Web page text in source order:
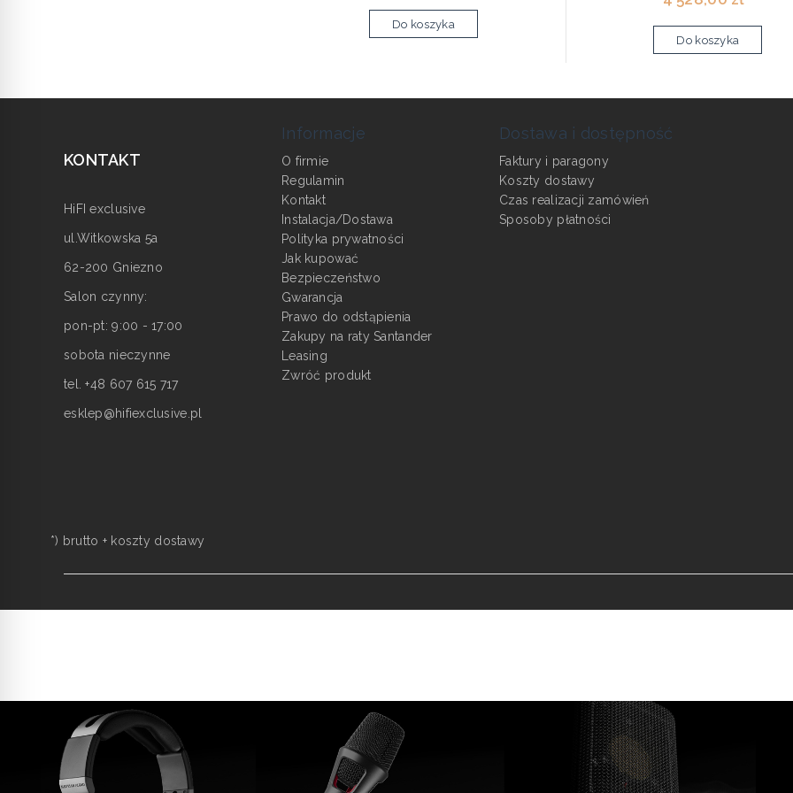
Do koszyka
Do koszyka
KONTAKT
HiFI exclusive
ul.Witkowska 5a
62-200 Gniezno
Salon czynny:
pon-pt: 9:00 - 17:00
sobota nieczynne
tel. +48 607 615 717
esklep@hifiexclusive.pl
Informacje
O firmie
Regulamin
Kontakt
Instalacja/Dostawa
Polityka prywatności
Jak kupować
Bezpieczeństwo
Gwarancja
Prawo do odstąpienia
Zakupy na raty Santander
Leasing
Zwróć produkt
Dostawa i dostępność
Faktury i paragony
Koszty dostawy
Czas realizacji zamówień
Sposoby płatności
*) brutto + koszty dostawy